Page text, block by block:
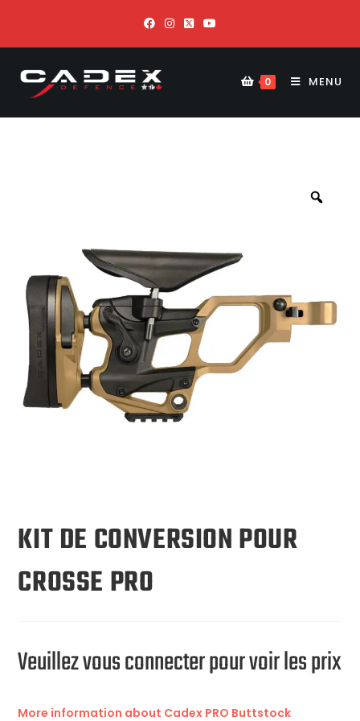
0 MENU
KIT DE CONVERSION POUR
CROSSE PRO
Veuillez vous connecter pour voir les prix
More information about Cadex PRO Buttstock